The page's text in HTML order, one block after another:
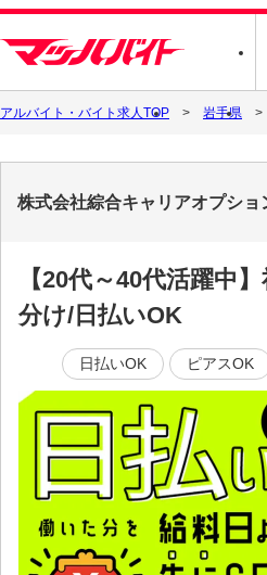
アルバイト・バイト求人TOP 岩手県
株式会社綜合キャリアオプシ
【20代～40代活躍中
分け/日払いOK
日払いOK ピアスOK